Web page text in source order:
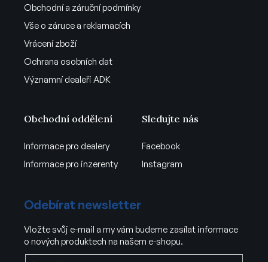
Obchodní a záruční podmínky
Vše o záruce a reklamacích
Vrácení zboží
Ochrana osobních dat
Významní dealeři ADK
Obchodní oddělení
Informace pro dealery
Informace pro inzerenty
Sledujte nás
Facebook
Instagram
Odebírat newsletter
Vložte svůj e-mail a my vám budeme zasílat informace
o nových produktech na našem e-shopu.